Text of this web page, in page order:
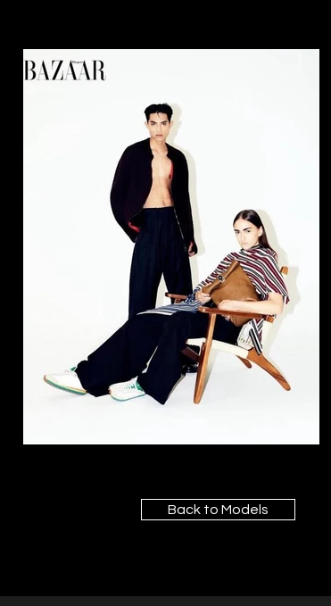
Back to Models